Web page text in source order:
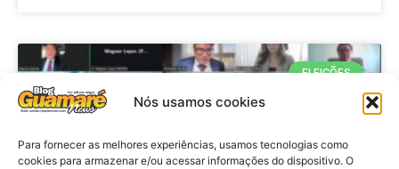
Nós usamos cookies
Para fornecer as melhores experiências, usamos tecnologias como
cookies para armazenar e/ou acessar informações do dispositivo. O
ELEIÇÕES